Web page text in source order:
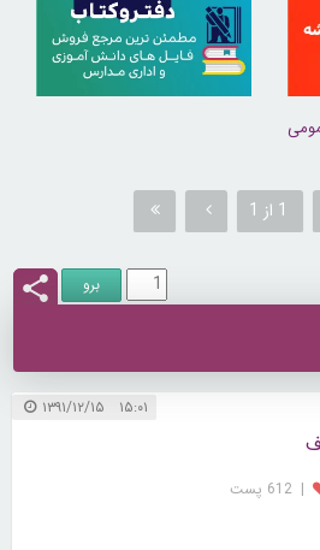
1 از 1
۱۵:۰۱ ۱۳۹۱/۱۲/۱۵
| 612 پست